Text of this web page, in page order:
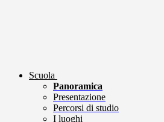
Scuola
Panoramica
Presentazione
Percorsi di studio
I luoghi